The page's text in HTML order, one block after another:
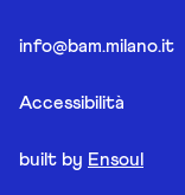
info@bam.milano.it
Accessibilità
built by Ensoul